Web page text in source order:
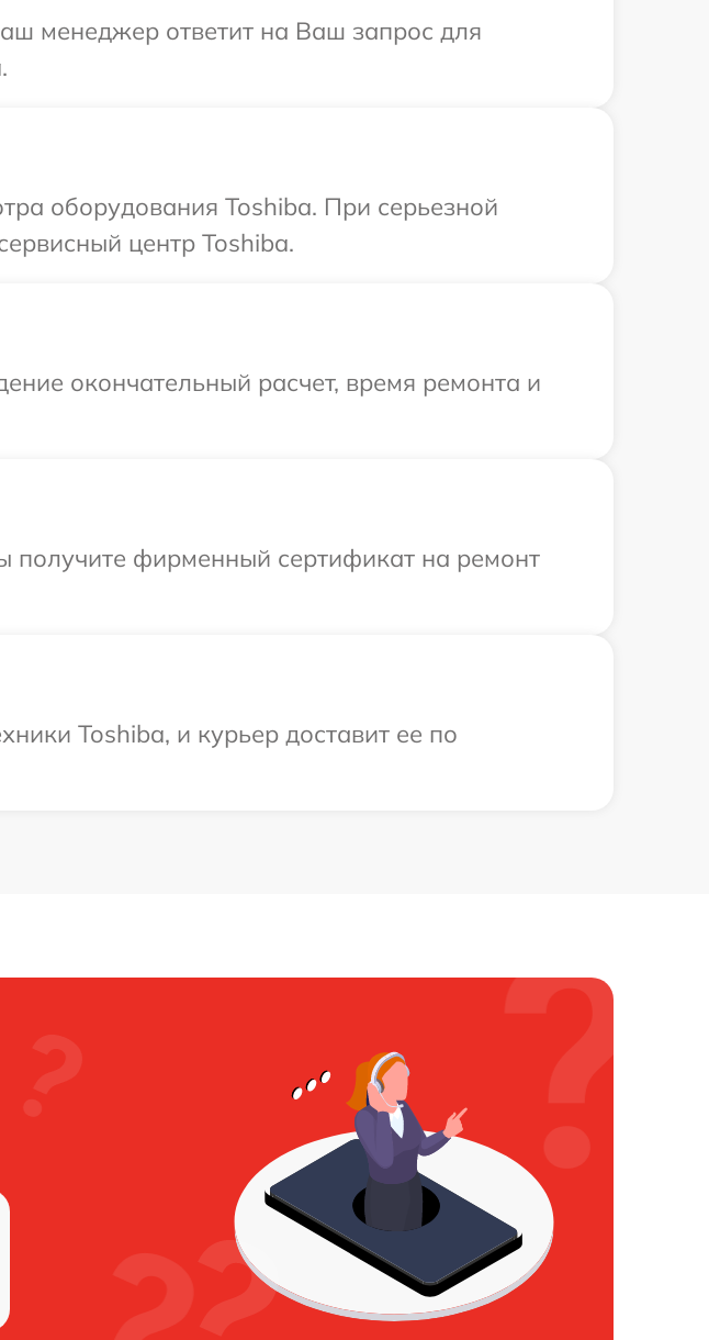
менеджер ответит на Ваш запрос для
оборудования Toshiba. При серьезной
центр Toshiba.
окончательный расчет, время ремонта и
получите фирменный сертификат на ремонт
Toshiba, и курьер доставит ее по